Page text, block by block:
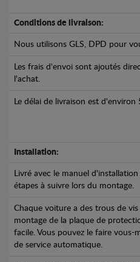
Conditions de livraison:
Nous utilisons GLS, DPD pour
Les frais d'envoi sont ajoutés
l'achat.
Le délai de livraison est d'environ
Installation:
Livré avec le manuel
étapes à suivre lors du montage.
Chaque voiture a des trous de
montage de la plaque de
facile. Vous pouvez le faire
de service automatique.